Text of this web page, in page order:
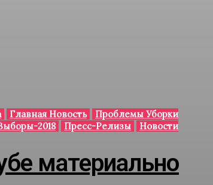
Главная Новость
Проблемы Уборки
2018 Пресс-Релизы
Новости
материально